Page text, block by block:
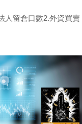
人留倉口數2.外資買賣